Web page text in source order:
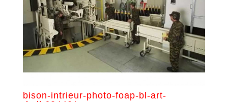
bison-intrieur-photo-foap-bl-art-